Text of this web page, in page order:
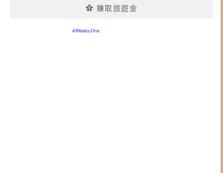
✿ 賺取旅遊金